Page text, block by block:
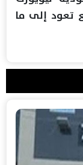
تعود إلى ما